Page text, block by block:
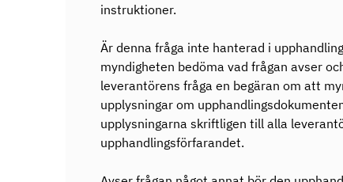
instruktioner.
Är denna fråga inte hanterad i
myndigheten bedöma vad frågan avser
leverantörens fråga en begäran om att
upplysningar om
upplysningarna skriftligen till alla
upphandlingsförfarandet.